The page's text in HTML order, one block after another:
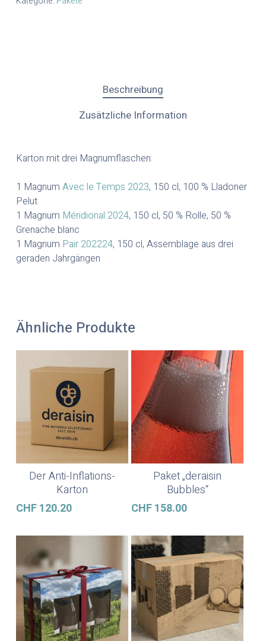
Beschreibung
Zusätzliche Information
Karton mit drei Magnumflaschen:
1 Magnum Avec le Temps 2023, 150 cl, 100 % Lladoner
Pelut
1 Magnum Méridional 2024, 150 cl, 50 % Rolle, 50 %
Grenache blanc
1 Magnum Pair 202224, 150 cl, Assemblage aus drei
geraden Jahrgängen
Ähnliche Produkte
In Den Warenkorb
Der Anti-Inflations-
Karton
CHF120.20
In Den Warenkorb
Paket „deraisin
Bubbles“
CHF158.00